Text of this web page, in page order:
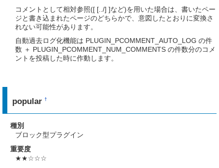
コメントとして相対参照([ [../] ]など)を用いた場合は、書いたペー
ジと書き込まれたページのどちらかで、意図したとおりに変換さ
れない可能性があります。
自動過去ログ化機能は PLUGIN_PCOMMENT_AUTO_LOG の件
数 ＋ PLUGIN_PCOMMENT_NUM_COMMENTS の件数分のコメ
ントを投稿した時に作動します。
popular†
種別
ブロック型プラグイン
重要度
★★☆☆☆